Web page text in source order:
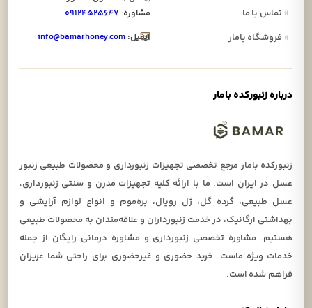
»تماس با ما
»فروشگاه بامار
مشاوره: ۰۹۱۲۴۵۲۵۶۴۷
ایمیل: info@bamarhoney.com
درباره زنبورکده بامار
زنبورکده بامار مرجع تخصصی تجهیزات زنبورداری و محصولات طبیعی زنبور
عسل در ایران است. ما با ارائه کلیه تجهیزات مدرن و سنتی زنبورداری،
عسل طبیعی، گرده گل، ژل رویال، بره‌موم و انواع لوازم آرایشی و
بهداشتی ارگانیک، در خدمت زنبورداران و علاقه‌مندان به محصولات طبیعی
هستیم. مشاوره تخصصی زنبورداری و مشاوره درمانی رایگان از جمله
خدمات ویژه ماست. خرید حضوری و غیرحضوری برای راحتی شما عزیزان
فراهم شده است.